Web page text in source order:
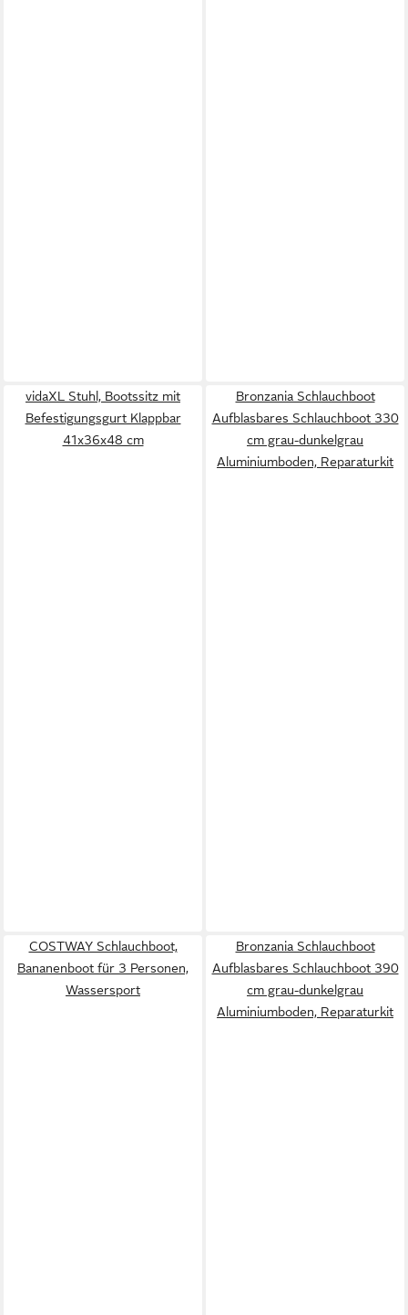
vidaXL Stuhl, Bootssitz mit
Befestigungsgurt Klappbar
41x36x48 cm
Bronzania Schlauchboot
Aufblasbares Schlauchboot 330
cm grau-dunkelgrau
Aluminiumboden, Reparaturkit
COSTWAY Schlauchboot,
Bananenboot für 3 Personen,
Wassersport
Bronzania Schlauchboot
Aufblasbares Schlauchboot 390
cm grau-dunkelgrau
Aluminiumboden, Reparaturkit